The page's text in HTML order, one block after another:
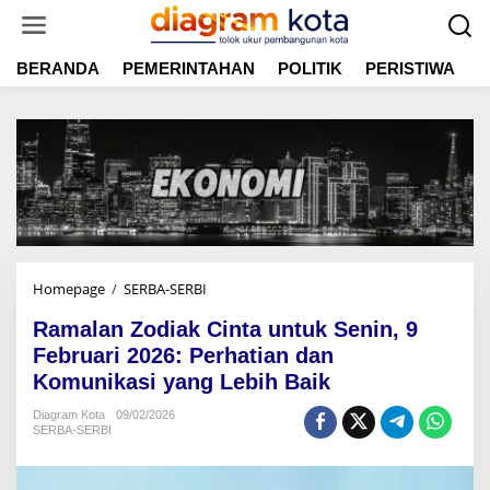
t
BERANDA PEMERINTAHAN POLITIK PERISTIWA
Homepage / SERBA-SERBI
m
a
a
Ramalan Zodiak Cinta untuk Senin, 9
Februari 2026: Perhatian dan
Komunikasi yang Lebih Baik
Diagram Kota
09/02/2026
SERBA-SERBI